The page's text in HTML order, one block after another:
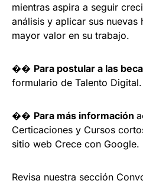
mientras aspira a seguir
análisis y aplicar sus
mayor valor en su trabajo.
�� Para postular a las
formulario de Talento Digital.
�� Para más información
Certicaciones y Cursos
sitio web Crece con Google.
Revisa nuestra sección